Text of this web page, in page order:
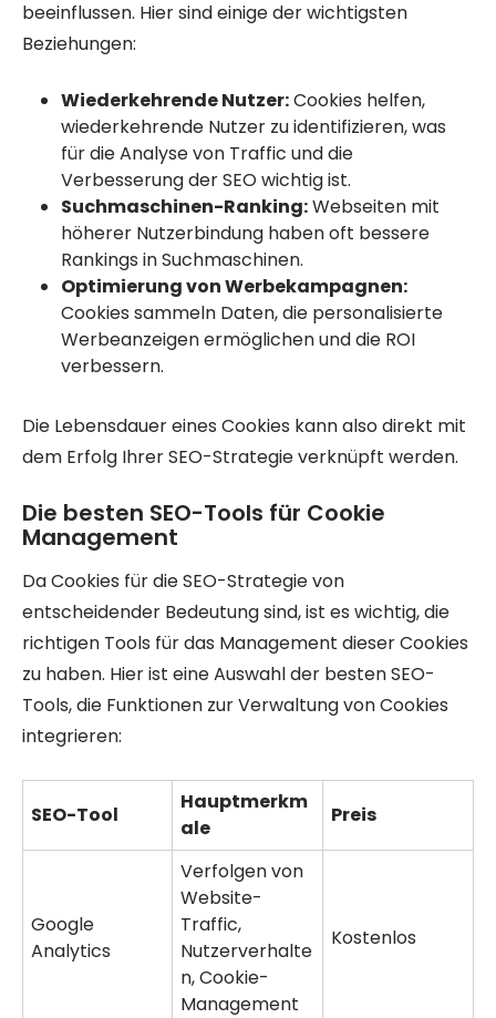
beeinflussen. Hier sind einige der wichtigsten
Beziehungen:
Wiederkehrende Nutzer:Cookies helfen,
wiederkehrende Nutzer zu identifizieren, was
für die Analyse von Traffic und die
Verbesserung der SEO wichtig ist.
Suchmaschinen-Ranking:Webseiten mit
höherer Nutzerbindung haben oft bessere
Rankings in Suchmaschinen.
Optimierung von Werbekampagnen:
Cookies sammeln Daten, die personalisierte
Werbeanzeigen ermöglichen und die ROI
verbessern.
Die Lebensdauer eines Cookies kann also direkt mit
dem Erfolg Ihrer SEO-Strategie verknüpft werden.
Die besten SEO-Tools für Cookie
Management
Da Cookies für die SEO-Strategie von
entscheidender Bedeutung sind, ist es wichtig, die
richtigen Tools für das Management dieser Cookies
zu haben. Hier ist eine Auswahl der besten SEO-
Tools, die Funktionen zur Verwaltung von Cookies
integrieren:
SEO-Tool
Hauptmerkm
ale
Preis
Google
Analytics
Verfolgen von
Website-
Traffic,
Nutzerverhalte
n, Cookie-
Management
Kostenlos